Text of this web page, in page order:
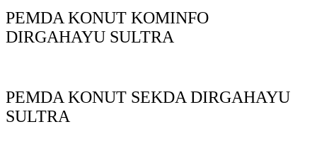
PEMDA KONUT KOMINFO
DIRGAHAYU SULTRA
PEMDA KONUT SEKDA DIRGAHAYU
SULTRA